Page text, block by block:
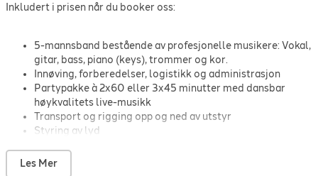
Inkludert i prisen når du booker oss:
5-mannsband bestående av profesjonelle musikere: Vokal,
gitar, bass, piano (keys), trommer og kor.
Innøving, forberedelser, logistikk og administrasjon
Partypakke à 2x60 eller 3x45 minutter med dansbar
høykvalitets live-musikk
Transport og rigging opp og ned av utstyr
Styring av lyd
OBS: prisene er ekskludert leie av PA, lys og reiseutgifter og
tilkommer som følger:
Les Mer